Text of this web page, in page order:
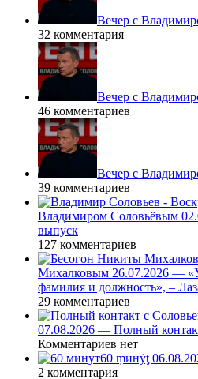
Вечер с
32 комментария
Вечер с
46 комментариев
Вечер с
39 комментариев
Владимиром Соловьёвым
выпуск
127 комментариев
Михалковым 26.07.2026 —
фамилия и должность», –
29 комментариев
07.08.2026 — Полный
Комментариев нет
60 ṃинẏƫ
2 комментария